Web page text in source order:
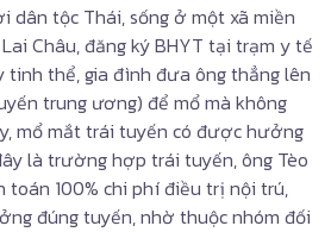
dân tộc Thái, sống ở một xã miền
Châu, đăng ký BHYT tại trạm y tế
tinh thể, gia đình đưa ông thẳng lên
trung ương) để mổ mà không
mổ mắt trái tuyến có được hưởng
là trường hợp trái tuyến, ông Tèo
100% chi phí điều trị nội trú,
đúng tuyến, nhờ thuộc nhóm đối